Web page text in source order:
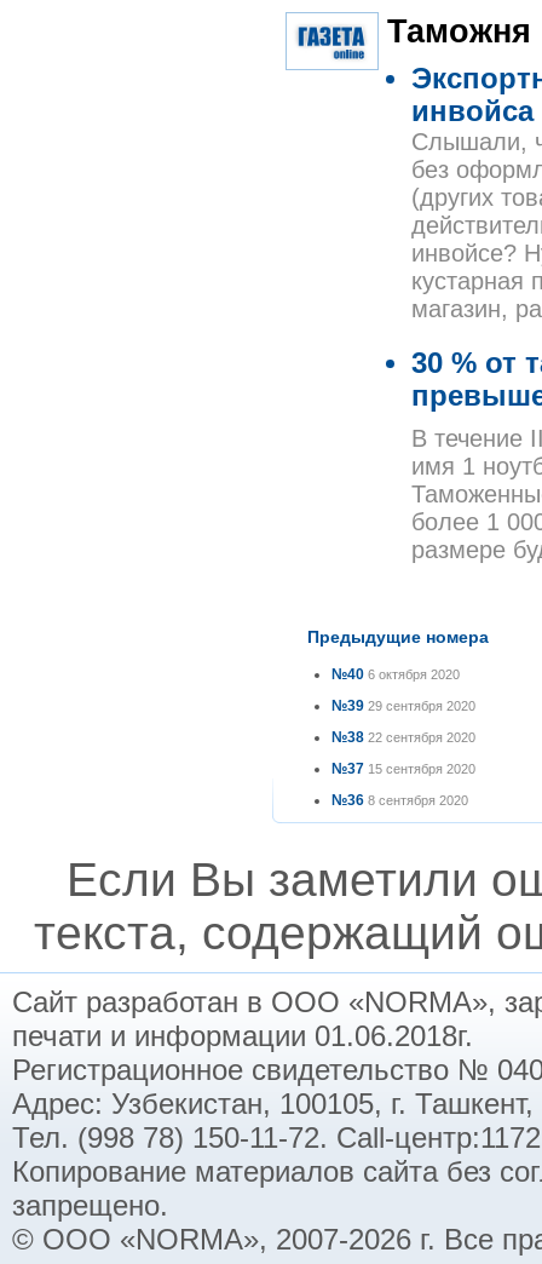
Таможня
инвойса
Слышали,
без
(других
инвойсе?
кустарная
магазин,
30 % от
В течение
имя 1
более 1
размере
Предыдущие номера
№40 6 октября 2020
№39 29 сентября 2020
№38 22 сентября 2020
№37 15 сентября 2020
№36 8 сентября 2020
Если Вы заметили
текста, содержащий
Сайт разработан в ООО «NORMA»,
печати и информации 01.06.2018г.
Регистрационное свидетельство №
Адрес: Узбекистан, 100105, г.
Тел. (998 78) 150-11-72. Call-
Копирование материалов сайта без
запрещено.
© ООО «NORMA», 2007-2026 г. Все